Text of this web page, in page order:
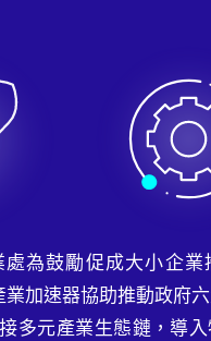
為鼓勵促成大小企業
業加速器協助推動政府
多元產業生態鏈，導